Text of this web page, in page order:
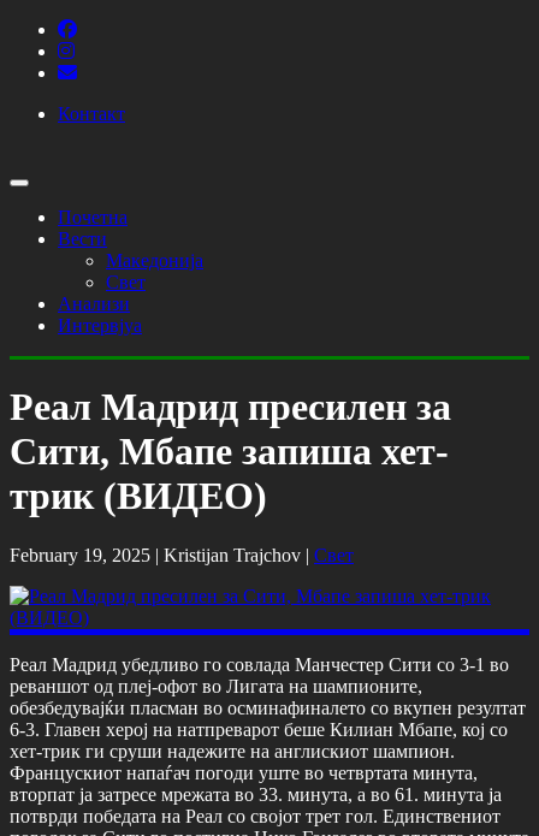
Контакт
Почетна
Вести
Македонија
Свет
Анализи
Интервјуа
Реал Мадрид пресилен за
Сити, Мбапе запиша хет-
трик (ВИДЕО)
February 19, 2025 | Kristijan Trajchov | Свет
Реал Мадрид убедливо го совлада Манчестер Сити со 3-1 во
реваншот од плеј-офот во Лигата на шампионите,
обезбедувајќи пласман во осминафиналето со вкупен резултат
6-3. Главен херој на натпреварот беше Килиан Мбапе, кој со
хет-трик ги сруши надежите на англискиот шампион.
Францускиот напаѓач погоди уште во четвртата минута,
вторпат ја затресе мрежата во 33. минута, а во 61. минута ја
потврди победата на Реал со својот трет гол. Единствениот